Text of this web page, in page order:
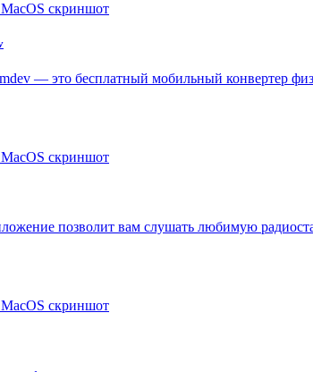
— это бесплатный мобильный конвертер
позволит вам слушать любимую